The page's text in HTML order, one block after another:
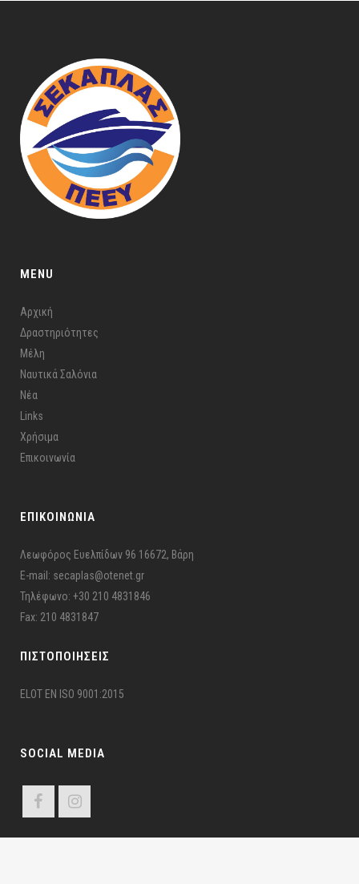
MENU
Αρχική
Δραστηριότητες
Μέλη
Ναυτικά Σαλόνια
Νέα
Links
Χρήσιμα
Επικοινωνία
ΕΠΙΚΟΙΝΩΝΙΑ
Λεωφόρος Ευελπίδων 96 16672, Βάρη
E-mail: secaplas@otenet.gr
Τηλέφωνο: +30 210 4831846
Fax: 210 4831847
ΠΙΣΤΟΠΟΙΉΣΕΙΣ
ELOT EN ISO 9001:2015
SOCIAL MEDIA